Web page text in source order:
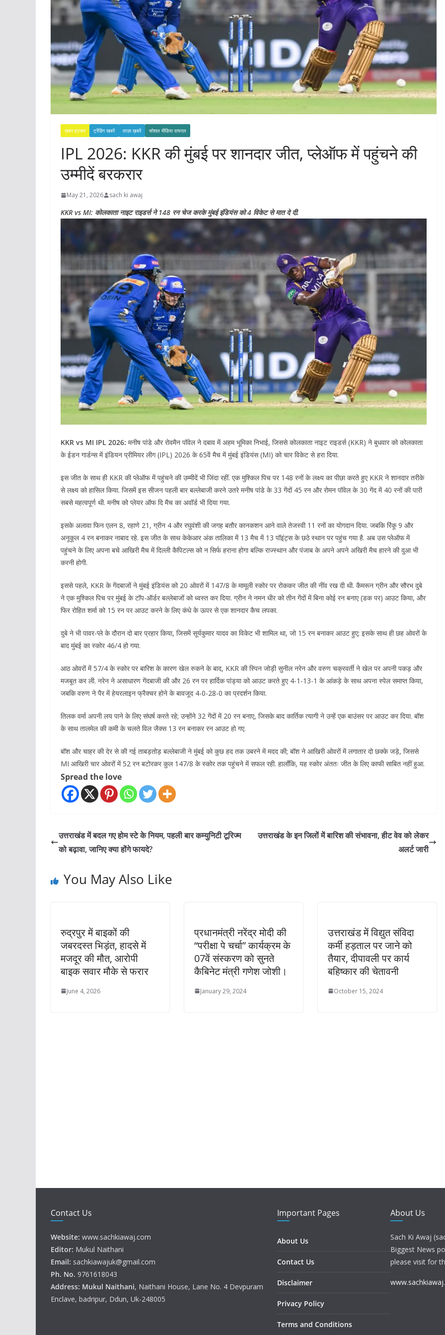
खबर हटकर ट्रेंडिंग खबरें ताज़ा ख़बरें सोशल मीडिया वायरल
IPL 2026: KKR की मुंबई पर शानदार जीत, प्लेऑफ में पहुंचने की
उम्मीदें बरकरार
May 21, 2026 sach ki awaj
KKR vs MI: कोलकाता नाइट राइडर्स ने 148 रन चेज करके मुंबई इंडियंस को 4 विकेट से मात दे दी.
KKR vs MI IPL 2026: मनीष पांडे और रोवमैन पॉवेल ने दबाव में अहम भूमिका निभाई, जिससे कोलकाता नाइट राइडर्स (KKR) ने बुधवार को कोलकाता
के ईडन गार्डन्स में इंडियन प्रीमियर लीग (IPL) 2026 के 65वें मैच में मुंबई इंडियंस (MI) को चार विकेट से हरा दिया.
इस जीत के साथ ही KKR की प्लेऑफ में पहुंचने की उम्मीदें भी जिंदा रहीं. एक मुश्किल पिच पर 148 रनों के लक्ष्य का पीछा करते हुए KKR ने शानदार तरीके
से लक्ष्य को हासिल किया. जिसमें इस सीजन पहली बार बल्लेबाजी करने उतरे मनीष पांडे के 33 गेंदों 45 रन और रोमन पॉवेल के 30 गेंद में 40 रनों की पारी
सबसे महत्वपूर्ण थी. मनीष को प्लेयर ऑफ दि मैच का अवॉर्ड भी दिया गया.
इसके अलावा फिन एलन 8, रहाणे 21, ग्रीन 4 और रघुवंशी की जगह बतौर कानकशन आने वाले तेजस्वी 11 रनों का योगदान दिया. जबकि रिंकू 9 और
अनूकूल 4 रन बनाकर नाबाद रहे. इस जीत के साथ केकेआर अंक तालिका में 13 मैच में 13 पॉइंट्स के छठे स्थान पर पहुंच गया है. अब उस प्लेऑफ में
पहुंचने के लिए अपना बचे आखिरी मैच में दिल्ली कैपिटल्स को न सिर्फ हराना होगा बल्कि राज्स्थान और पंजाब के अपने अपने अखिरी मैच हारने की दुआ भी
करनी होगी.
इससे पहले, KKR के गेंदबाजों ने मुंबई इंडियंस को 20 ओवरों में 147/8 के मामूली स्कोर पर रोककर जीत की नींव रख दी थी. कैमरून ग्रीन और सौरभ दुबे
ने एक मुश्किल पिच पर मुंबई के टॉप-ऑर्डर बल्लेबाजों को ध्वस्त कर दिया. ग्रीन ने नमन धीर को तीन गेंदों में बिना कोई रन बनाए (डक पर) आउट किया, और
फिर रोहित शर्मा को 15 रन पर आउट करने के लिए कंधे के ऊपर से एक शानदार कैच लपका.
दुबे ने भी पावर-प्ले के दौरान दो बार प्रहार किया, जिसमें सूर्यकुमार यादव का विकेट भी शामिल था, जो 15 रन बनाकर आउट हुए; इसके साथ ही छह ओवरों के
बाद मुंबई का स्कोर 46/4 हो गया.
आठ ओवरों में 57/4 के स्कोर पर बारिश के कारण खेल रुकने के बाद, KKR की स्पिन जोड़ी सुनील नरेन और वरुण चक्रवर्ती ने खेल पर अपनी पकड़ और
मजबूत कर ली. नरेन ने असाधारण गेंदबाजी की और 26 रन पर हार्दिक पांड्या को आउट करते हुए 4-1-13-1 के आंकड़े के साथ अपना स्पेल समाप्त किया,
जबकि वरुण ने पैर में हेयरलाइन फ्रैक्चर होने के बावजूद 4-0-28-0 का प्रदर्शन किया.
तिलक वर्मा अपनी लय पाने के लिए संघर्ष करते रहे; उन्होंने 32 गेंदों में 20 रन बनाए, जिसके बाद कार्तिक त्यागी ने उन्हें एक बाउंसर पर आउट कर दिया. बॉश
के साथ तालमेल की कमी के चलते विल जैक्स 13 रन बनाकर रन आउट हो गए.
बॉश और चाहर की देर से की गई ताबड़तोड़ बल्लेबाजी ने मुंबई को कुछ हद तक उबरने में मदद की; बॉश ने आखिरी ओवरों में लगातार दो छक्के जड़े, जिससे
MI आखिरी चार ओवरों में 52 रन बटोरकर कुल 147/8 के स्कोर तक पहुंचने में सफल रही. हालाँकि, यह स्कोर अंततः जीत के लिए काफी साबित नहीं हुआ.
Spread the love
उत्तराखंड में बदल गए होम स्टे के नियम, पहली बार कम्युनिटी टूरिज्म
को बढ़ावा, जानिए क्या होंगे फायदे?
उत्तराखंड के इन जिलों में बारिश की संभावना, हीट वेव को लेकर
अलर्ट जारी
You May Also Like
रुद्रपुर में बाइकों की
जबरदस्त भिड़ंत, हादसे में
मजदूर की मौत, आरोपी
बाइक सवार मौके से फरार
June 4, 2026
प्रधानमंत्री नरेंद्र मोदी की
“परीक्षा पे चर्चा” कार्यक्रम के
07वें संस्करण को सुनते
कैबिनेट मंत्री गणेश जोशी।
January 29, 2024
उत्तराखंड में विद्युत संविदा
कर्मी हड़ताल पर जाने को
तैयार, दीपावली पर कार्य
बहिष्कार की चेतावनी
October 15, 2024
Contact Us
Website: www.sachkiawaj.com
Editor: Mukul Naithani
Email: sachkiawajuk@gmail.com
Ph. No. 9761618043
Address: Mukul Naithani, Naithani House, Lane No. 4 Devpuram
Enclave, badripur, Ddun, Uk-248005
Important Pages
About Us
Contact Us
Disclaimer
Privacy Policy
Terms and Conditions
About Us
Sach Ki Awaj
Biggest News
please visit for